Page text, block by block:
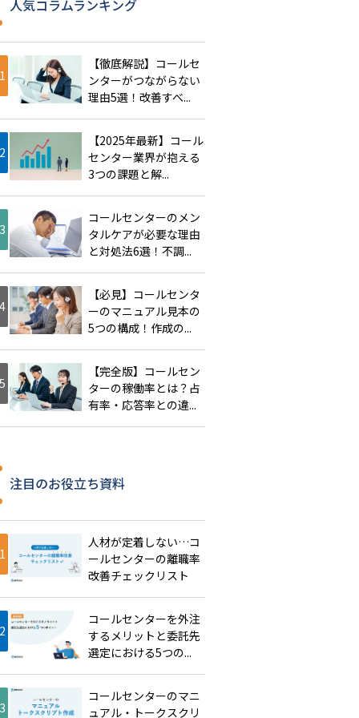
人気コラムランキング
【徹底解説】コールセ
ンターがつながらない
理由5選！改善すべ...
【2025年最新】コール
センター業界が抱える
3つの課題と解...
コールセンターのメン
タルケアが必要な理由
と対処法6選！不調...
【必見】コールセンタ
ーのマニュアル見本の
5つの構成！作成の...
【完全版】コールセン
ターの稼働率とは？占
有率・応答率との違...
注目のお役立ち資料
人材が定着しない…コ
ールセンターの離職率
改善チェックリスト
コールセンターを外注
するメリットと委託先
選定における5つの...
コールセンターのマニ
ュアル・トークスクリ